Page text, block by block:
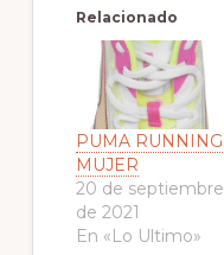
Relacionado
PUMA RUNNING
MUJER
20 de septiembre
de 2021
En «Lo Ultimo»